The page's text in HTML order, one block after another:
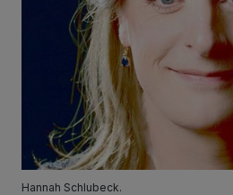
Hannah Schlubeck.